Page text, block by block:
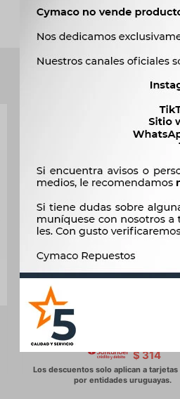
PLATINOS - MORRIS -
$314